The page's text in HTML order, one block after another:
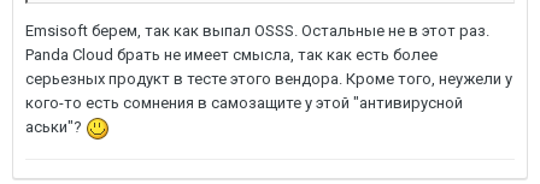
Emsisoft берем, так как выпал OSSS. Остальные не в этот раз.
Panda Cloud брать не имеет смысла, так как есть более
серьезных продукт в тесте этого вендора. Кроме того, неужели у
кого-то есть сомнения в самозащите у этой "антивирусной
аськи"?